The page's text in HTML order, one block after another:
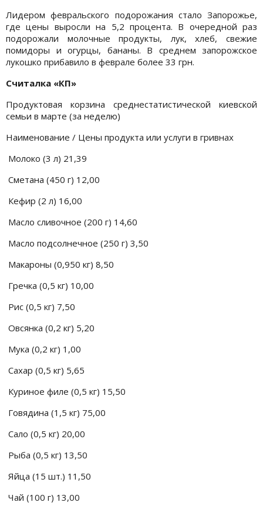
Лидером февральского подорожания стало Запорожье,
где цены выросли на 5,2 процента. В очередной раз
подорожали молочные продукты, лук, хлеб, свежие
помидоры и огурцы, бананы. В среднем запорожское
лукошко прибавило в феврале более 33 грн.
Считалка «КП»
Продуктовая корзина среднестатистической киевской
семьи в марте (за неделю)
Наименование / Цены продукта или услуги в гривнах
Молоко (3 л) 21,39
Сметана (450 г) 12,00
Кефир (2 л) 16,00
Масло сливочное (200 г) 14,60
Масло подсолнечное (250 г) 3,50
Макароны (0,950 кг) 8,50
Гречка (0,5 кг) 10,00
Рис (0,5 кг) 7,50
Овсянка (0,2 кг) 5,20
Мука (0,2 кг) 1,00
Сахар (0,5 кг) 5,65
Куриное филе (0,5 кг) 15,50
Говядина (1,5 кг) 75,00
Сало (0,5 кг) 20,00
Рыба (0,5 кг) 13,50
Яйца (15 шт.) 11,50
Чай (100 г) 13,00